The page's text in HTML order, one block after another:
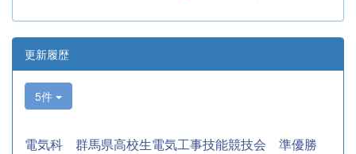
更新履歴
5件
電気科 群馬県高校生電気工事技能競技会 準優勝